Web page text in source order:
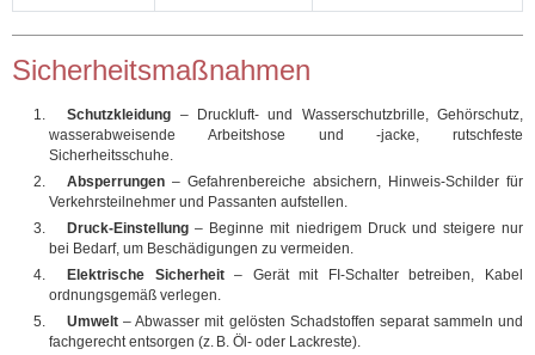
Sicherheitsmaßnahmen
Schutzkleidung – Druckluft‑ und Wasserschutzbrille, Gehörschutz,
wasserabweisende Arbeitshose und -jacke, rutschfeste
Sicherheitsschuhe.
Absperrungen – Gefahrenbereiche absichern, Hinweis‑Schilder für
Verkehrsteilnehmer und Passanten aufstellen.
Druck‑Einstellung – Beginne mit niedrigem Druck und steigere nur
bei Bedarf, um Beschädigungen zu vermeiden.
Elektrische Sicherheit– Gerät mit FI‑Schalter betreiben, Kabel
ordnungsgemäß verlegen.
Umwelt – Abwasser mit gelösten Schadstoffen separat sammeln und
fachgerecht entsorgen (z. B. Öl‑ oder Lackreste).